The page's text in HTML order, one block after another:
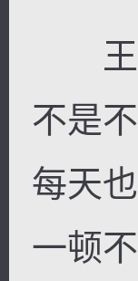
王筱
不是
每天
一顿